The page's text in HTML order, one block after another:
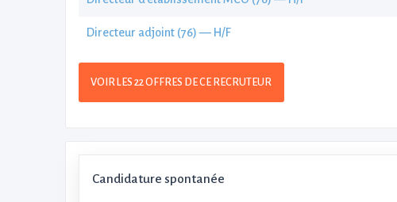
Directeur adjoint (76) — H/F
VOIR LES 22 OFFRES DE CE RECRUTEUR
Candidature spontanée